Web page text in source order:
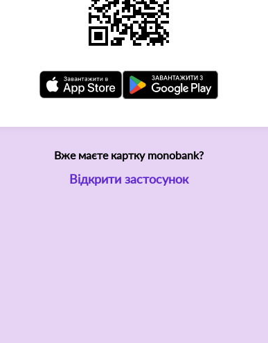
Вже маєте картку monobank?
Відкрити застосунок